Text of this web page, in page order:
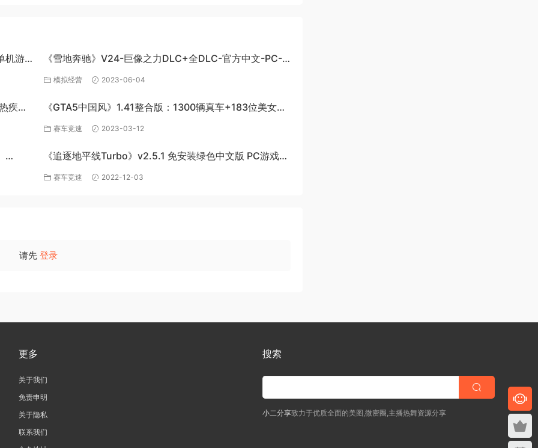
机游
《雪地奔驰》V24-巨像之力DLC+全DLC-官方中文-PC-
百度网盘资源
模拟经营 2023-06-04
疾风-
《GTA5中国风》1.41整合版：1300辆真车+183位美女与
英雄+200%存档下载（PC-百度网盘）
赛车竞速 2023-03-12
《追逐地平线Turbo》v2.5.1 免安装绿色中文版 PC游戏
百度网盘下载
赛车竞速 2022-12-03
请先 登录
更多
关于我们
免责申明
关于隐私
联系我们
搜索
小二分享致力于优质全面的美图,微密圈,主播热舞资源分享